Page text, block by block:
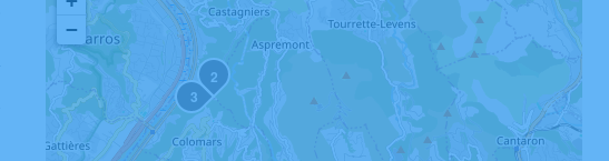
2
3
−